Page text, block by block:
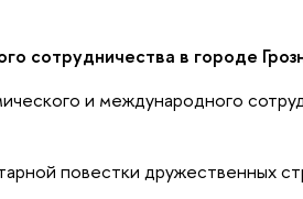
сотрудничества в городе
и международного
повестки дружественных